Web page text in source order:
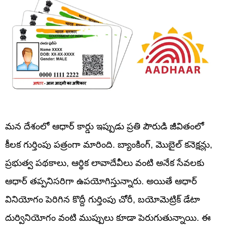
మన దేశంలో ఆధార్‌ కార్డు ఇప్పుడు ప్రతి పౌరుడి జీవితంలో
కీలక గుర్తింపు పత్రంగా మారింది. బ్యాంకింగ్‌, మొబైల్‌ కనెక్షన్లు,
ప్రభుత్వ పథకాలు, ఆర్థిక లావాదేవీలు వంటి అనేక సేవలకు
ఆధార్‌ తప్పనిసరిగా ఉపయోగిస్తున్నారు. అయితే ఆధార్‌
వినియోగం పెరిగిన కొద్దీ గుర్తింపు చోరీ, బయోమెట్రిక్‌ డేటా
దుర్వినియోగం వంటి ముప్పులు కూడా పెరుగుతున్నాయి. ఈ